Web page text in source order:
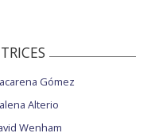
Gómez
Alterio
Wenham